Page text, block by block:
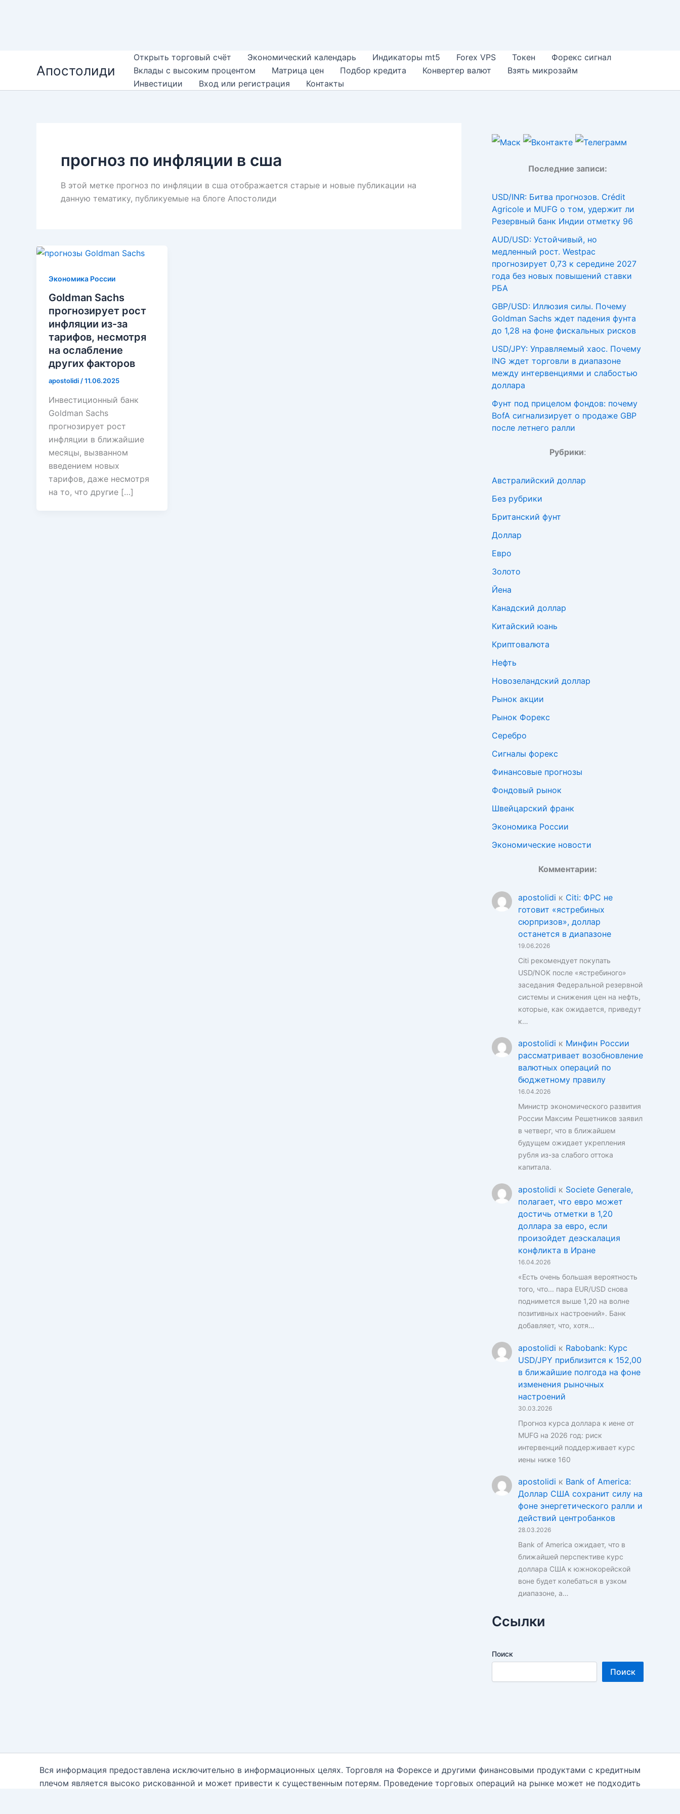
Апостолиди
Открыть торговый счёт Экономический календарь Индикаторы mt5 Forex VPS Токен
Форекс сигнал
Вклады с высоким процентом
Матрица цен Подбор кредита Конвертер валют
Взять микрозайм
Инвестиции
Вход или регистрация Контакты
прогноз по инфляции в сша
В этой метке прогноз по инфляции в сша отображается старые и новые публикации на
данную тематику, публикуемые на блоге Апостолиди
Экономика России
Goldman Sachs
прогнозирует рост
инфляции из-за
тарифов, несмотря
на ослабление
других факторов
apostolidi/11.06.2025
Инвестиционный банк
Goldman Sachs
прогнозирует рост
инфляции в ближайшие
месяцы, вызванном
введением новых
тарифов, даже несмотря
на то, что другие […]
Последние записи:
USD/INR: Битва прогнозов. Crédit
Agricole и MUFG о том, удержит ли
Резервный банк Индии отметку 96
AUD/USD: Устойчивый, но
медленный рост. Westpac
прогнозирует 0,73 к середине 2027
года без новых повышений ставки
РБА
GBP/USD: Иллюзия силы. Почему
Goldman Sachs ждет падения фунта
до 1,28 на фоне фискальных рисков
USD/JPY: Управляемый хаос. Почему
ING ждет торговли в диапазоне
между интервенциями и слабостью
доллара
Фунт под прицелом фондов: почему
BofA сигнализирует о продаже GBP
после летнего ралли
Рубрики:
Австралийский доллар
Без рубрики
Британский фунт
Доллар
Евро
Золото
Йена
Канадский доллар
Китайский юань
Криптовалюта
Нефть
Новозеландский доллар
Рынок акции
Рынок Форекс
Серебро
Сигналы форекс
Финансовые прогнозы
Фондовый рынок
Швейцарский франк
Экономика России
Экономические новости
Комментарии:
apostolidi к Citi: ФРС не
готовит «ястребиных
сюрпризов», доллар
останется в диапазоне
19.06.2026
Citi рекомендует покупать
USD/NOK после «ястребиного»
заседания Федеральной резервной
системы и снижения цен на нефть,
которые, как ожидается, приведут
к…
apostolidi к Минфин России
рассматривает возобновление
валютных операций по
бюджетному правилу
16.04.2026
Министр экономического развития
России Максим Решетников заявил
в четверг, что в ближайшем
будущем ожидает укрепления
рубля из-за слабого оттока
капитала.
apostolidi к Societe Generale,
полагает, что евро может
достичь отметки в 1,20
доллара за евро, если
произойдет деэскалация
конфликта в Иране
16.04.2026
«Есть очень большая вероятность
того, что... пара EUR/USD снова
поднимется выше 1,20 на волне
позитивных настроений». Банк
добавляет, что, хотя…
apostolidi к Rabobank: Курс
USD/JPY приблизится к 152,00
в ближайшие полгода на фоне
изменения рыночных
настроений
30.03.2026
Прогноз курса доллара к иене от
MUFG на 2026 год: риск
интервенций поддерживает курс
иены ниже 160
apostolidi к Bank of America:
Доллар США сохранит силу на
фоне энергетического ралли и
действий центробанков
28.03.2026
Bank of America ожидает, что в
ближайшей перспективе курс
доллара США к южнокорейской
воне будет колебаться в узком
диапазоне, а…
Ссылки
Поиск
Поиск
Вся информация предоставлена исключительно в информационных целях. Торговля на Форексе и другими финансовыми продуктами с кредитным
плечом является высоко рискованной и может привести к существенным потерям. Проведение торговых операций на рынке может не подходить